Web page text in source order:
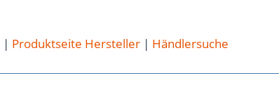
| Produktseite Hersteller| Händlersuche